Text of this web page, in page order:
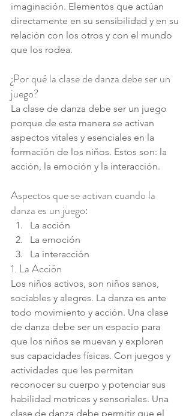
imaginación. Elementos que actúan
directamente en su sensibilidad y en su
relación con los otros y con el mundo
que los rodea.
¿Por qué la clase de danza debe ser un
juego?
La clase de danza debe ser un juego
porque de esta manera se activan
aspectos vitales y esenciales en la
formación de los niños. Estos son: la
acción, la emoción y la interacción.
Aspectos que se activan cuando la
danza es un juego:
La acción
La emoción
La interacción
1. La Acción
Los niños activos, son niños sanos,
sociables y alegres. La danza es ante
todo movimiento y acción. Una clase
de danza debe ser un espacio para
que los niños se muevan y exploren
sus capacidades físicas. Con juegos y
actividades que les permitan
reconocer su cuerpo y potenciar sus
habilidad motrices y sensoriales. Una
clase de danza debe permitir que el